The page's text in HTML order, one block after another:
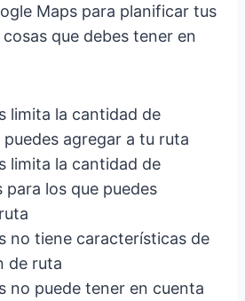
Maps para planificar tus
que debes tener en
limita la cantidad de
puedes agregar a tu ruta
limita la cantidad de
los que puedes
no tiene características de
de ruta
no puede tener en cuenta